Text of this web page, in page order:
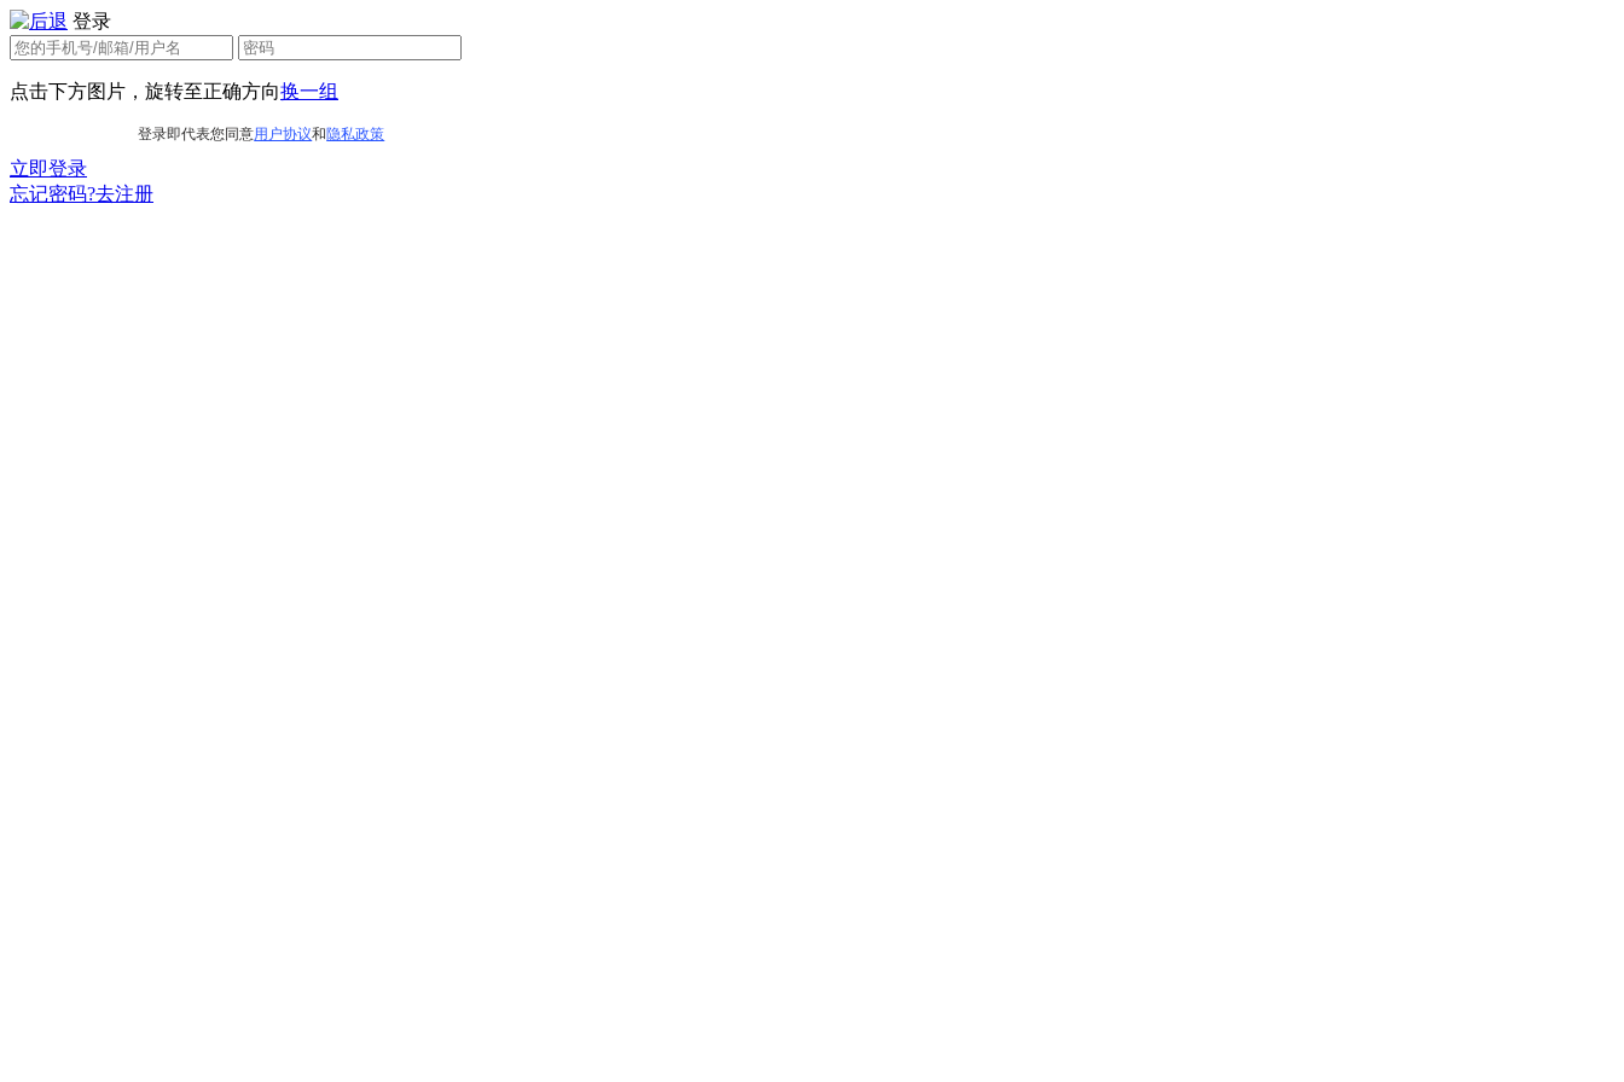
登录
点击下方图片，旋转至正确方向换一组
登录即代表您同意用户协议和隐私政策
立即登录
忘记密码?去注册